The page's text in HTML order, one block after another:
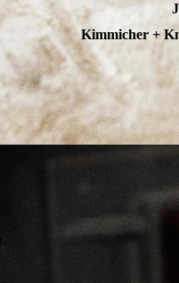
Kimmicher +